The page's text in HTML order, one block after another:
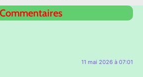
Commentaires
11 mai 2026 à 07:01